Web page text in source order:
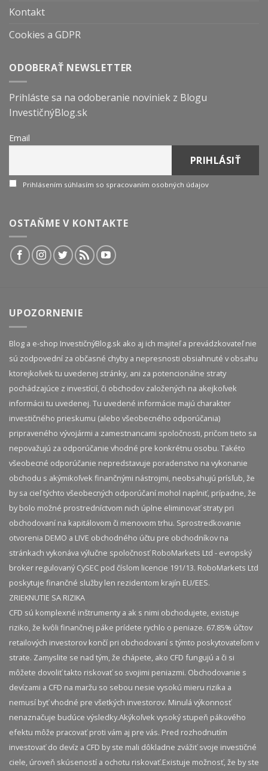
Kontakt
Cookies a GDPR
ODOBERAŤ NEWSLETTER
Prihláste sa na odoberanie noviniek z Blogu
InvestičnýBlog.sk
Email
Prihlásením súhlasím so spracovaním osobných údajov
OSTAŇME V KONTAKTE
UPOZORNENIE
Blog a e-shop InvestičnýBlog.sk ako aj ich majiteľ a prevádzkovateľ nie
sú zodpovední za občasné chyby a nepresnosti obsiahnuté v obsahu
ktorejkoľvek tu uvedenej stránky, ani za potencionálne straty
pochádzajúce z investícií, či obchodov založených na akejkoľvek
informácii tu uvedenej. Tu uvedené informácie majú charakter
investičného prieskumu (alebo všeobecného odporúčania)
pripraveného vývojármi a zamestnancami spoločnosti, pričom tieto sa
nepovažujú za odporúčanie vhodné pre konkrétnu osobu. Takéto
všeobecné odporúčanie nepredstavuje poradenstvo na vykonanie
obchodu s akýmikoľvek finančnými nástrojmi, neobsahujú prísľub, že
by sa cieľ týchto všeobecných odporúčaní mohol naplniť, prípadne, že
by bolo možné prostredníctvom nich úplne eliminovať straty pri
obchodovaní na kapitálovom či menovom trhu. Sprostredkovanie
otvorenia DEMO a LIVE obchodného účtu pre obchodníkov na
stránkach vykonáva výlučne spoločnosť RoboMarkets Ltd - evropský
broker regulovaný CySEC pod číslom licencie 191/13. RoboMarkets Ltd
poskytuje finančné služby len rezidentom krajín EU/EES.
ZRIEKNUTIE SA RIZIKA
CFD sú komplexné inštrumenty a ak s nimi obchodujete, existuje
riziko, že kvôli finančnej páke prídete rychlo o peniaze. 67.85% účtov
retailových investorov končí pri obchodovaní s týmto poskytovateľom v
strate. Zamyslite se nad tým, že chápete, ako CFD fungujú a či si
môžete dovoliť takto riskovať so svojimi peniazmi. Obchodovanie s
devízami a CFD na maržu so sebou nesie vysokú mieru rizika a
nemusí byť vhodné pre všetkých investorov. Minulá výkonnosť
nenaznačuje budúce výsledky.​ Akýkoľvek vysoký stupeň pákového
efektu môže pracovať proti vám aj pre vás. Pred rozhodnutím
investovať do devíz a CFD by ste mali dôkladne zvážiť svoje investičné
ciele, úroveň skúseností a ochotu riskovať.​ Existuje možnosť, že by ste